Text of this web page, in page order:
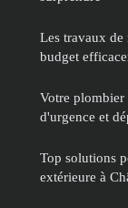
Les travaux
budget
Votre
d'urgence et
Top solutions
extérieure à